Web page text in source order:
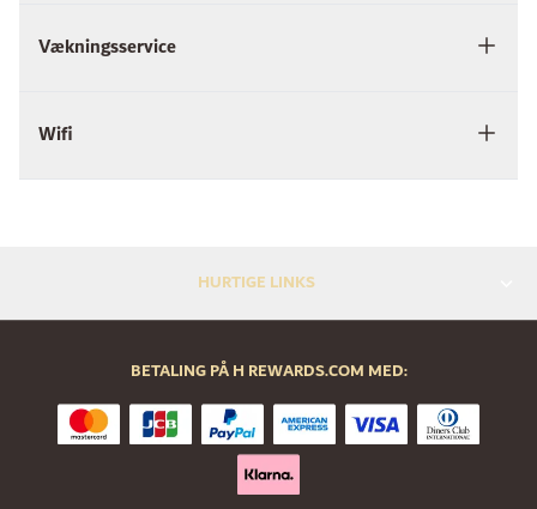
Vækningsservice
Wifi
HURTIGE LINKS
BETALING PÅ H REWARDS.COM MED: